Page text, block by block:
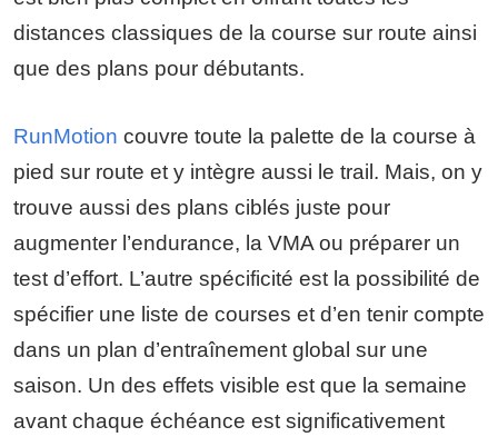
distances classiques de la course sur route ainsi
que des plans pour débutants.
RunMotion couvre toute la palette de la course à
pied sur route et y intègre aussi le trail. Mais, on y
trouve aussi des plans ciblés juste pour
augmenter l’endurance, la VMA ou préparer un
test d’effort. L’autre spécificité est la possibilité de
spécifier une liste de courses et d’en tenir compte
dans un plan d’entraînement global sur une
saison. Un des effets visible est que la semaine
avant chaque échéance est significativement